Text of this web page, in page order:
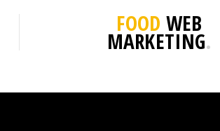
FOOD WEB
MARKETING.